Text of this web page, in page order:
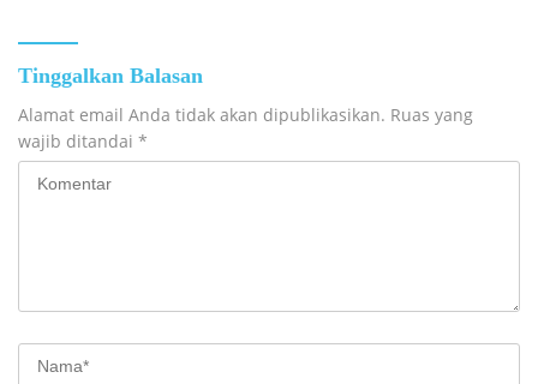
Tinggalkan Balasan
Alamat email Anda tidak akan dipublikasikan. Ruas yang
wajib ditandai *